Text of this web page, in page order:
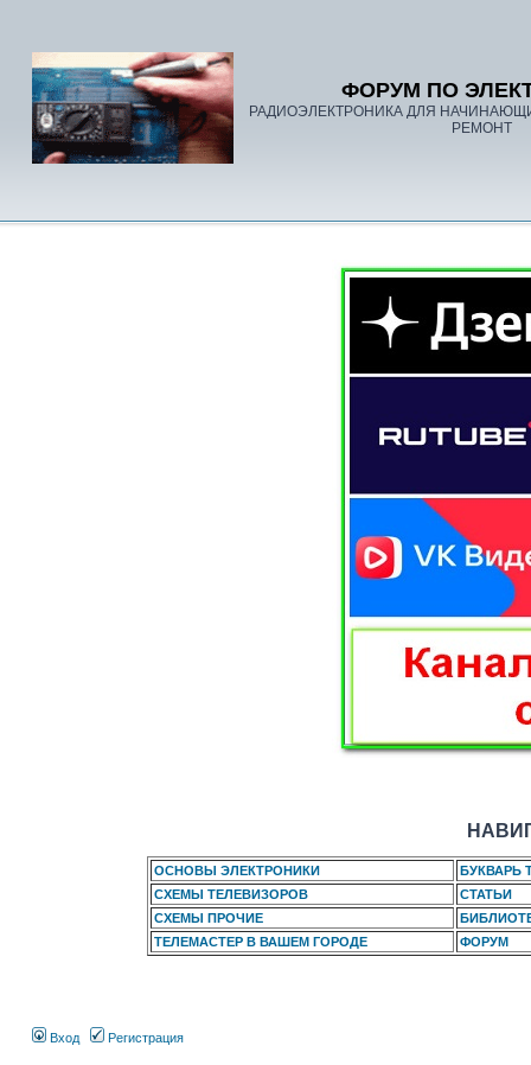
ФОРУМ ПО
РАДИОЭЛЕКТРОНИКА ДЛЯ
РЕМОНТ
ОСНОВЫ ЭЛЕКТРОНИКИ
БУКВАРЬ
СХЕМЫ ТЕЛЕВИЗОРОВ
СТАТЬИ
СХЕМЫ ПРОЧИЕ
ТЕЛЕМАСТЕР В ВАШЕМ ГОРОДЕ
ФОРУМ
Вход Регистрация